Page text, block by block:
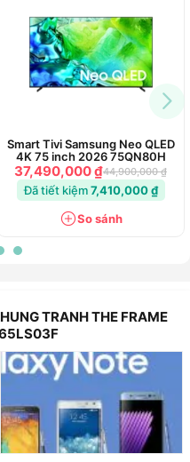
Smart Tivi Samsung Neo QLED
4K 75 inch 2026 75QN80H
37,490,000 ₫44,900,000 ₫
Đã tiết kiệm7,410,000 ₫
So sánh
TRANH THE FRAME